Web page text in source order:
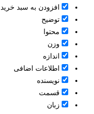
افزودن به سبد خرید
توضیح
محتوا
وزن
اندازه
اطلاعات اضافی
نویسنده
قسمت
زبان